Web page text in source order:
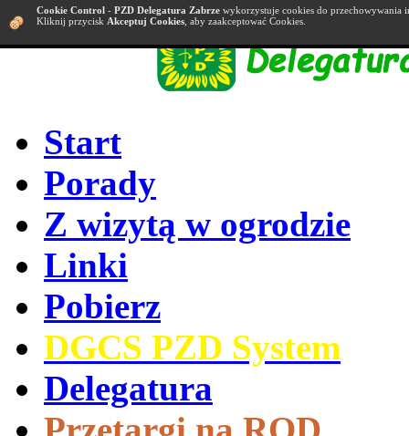
Start
Porady
Z wizytą w ogrodzie
Linki
Pobierz
DGCS PZD System
Delegatura
Cookie Control - PZD Delegatura Zabrze wykorzystuje cookies do przechowywania
Kliknij przycisk Akceptuj Cookies , aby zaakceptować Cookies.